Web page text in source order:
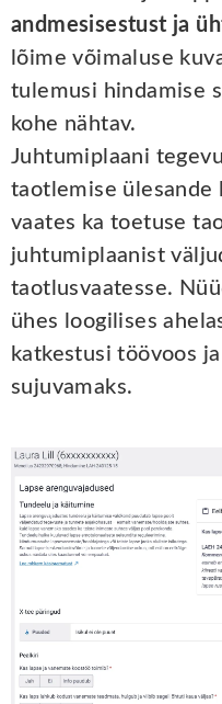
andmesisestust ja
lõime võimaluse
tulemusi hindamise
kohe nähtav.
Juhtumiplaani
taotlemise ülesande
vaates ka toetuse
juhtumiplaanist
taotlusvaatesse.
ühes loogilises
katkestusi töövoos
sujuvamaks.